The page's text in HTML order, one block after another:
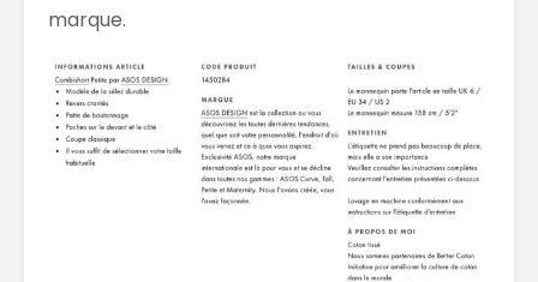
marque.